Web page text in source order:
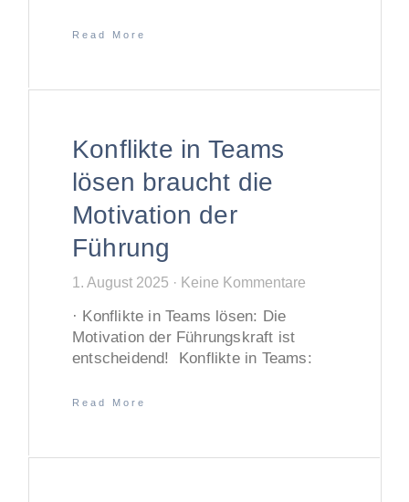
Read More
Konflikte in Teams
lösen braucht die
Motivation der
Führung
1. August 2025 Keine Kommentare
· Konflikte in Teams lösen: Die
Motivation der Führungskraft ist
entscheidend! Konflikte in Teams:
Read More